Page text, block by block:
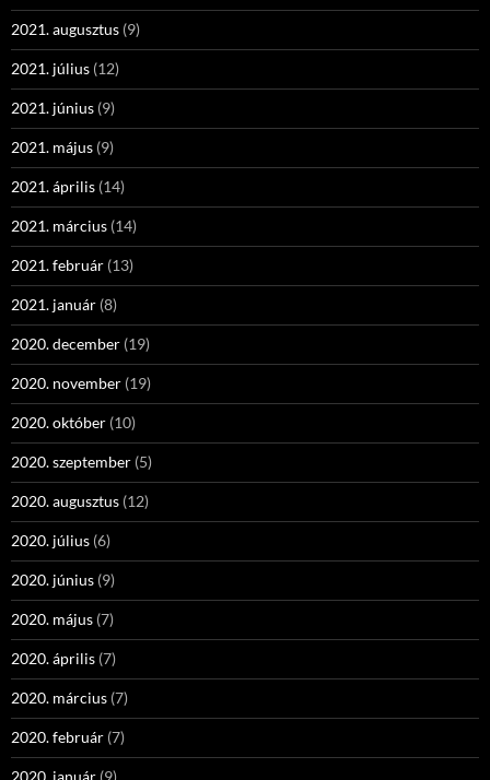
2021. augusztus (9)
2021. július (12)
2021. június (9)
2021. május (9)
2021. április (14)
2021. március (14)
2021. február (13)
2021. január (8)
2020. december (19)
2020. november (19)
2020. október (10)
2020. szeptember (5)
2020. augusztus (12)
2020. július (6)
2020. június (9)
2020. május (7)
2020. április (7)
2020. március (7)
2020. február (7)
2020. január (9)